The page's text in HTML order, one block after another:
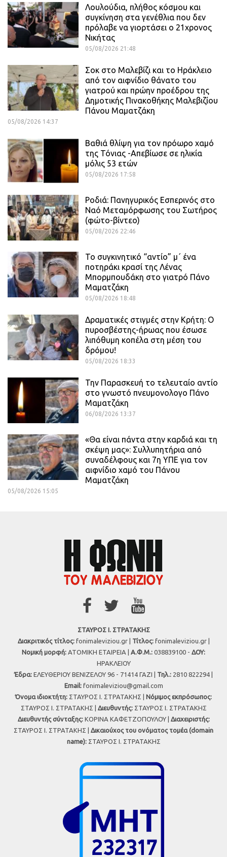
Λουλούδια, πλήθος κόσμου και
συγκίνηση στα γενέθλια που δεν
πρόλαβε να γιορτάσει ο 21χρονος
Νικήτας
05/08/2026 21:48
Σοκ στο Μαλεβίζι και το Ηράκλειο
από τον αιφνίδιο θάνατο του
γιατρού και πρώην προέδρου της
Δημοτικής Πινακοθήκης Μαλεβιζίου
Πάνου Μαματζάκη
05/08/2026 14:37
Βαθιά θλίψη για τον πρόωρο χαμό
της Τόνιας -Απεβίωσε σε ηλικία
μόλις 53 ετών
05/08/2026 17:58
Ροδιά: Πανηγυρικός Εσπερινός στο
Ναό Μεταμόρφωσης του Σωτήρος
(φώτο-βίντεο)
05/08/2026 22:46
Το συγκινητικό “αντίο” μ΄ ένα
ποτηράκι κρασί της Λένας
Μπορμπουδάκη στο γιατρό Πάνο
Μαματζάκη
05/08/2026 18:48
Δραματικές στιγμές στην Κρήτη: Ο
πυροσβέστης-ήρωας που έσωσε
λιπόθυμη κοπέλα στη μέση του
δρόμου!
05/08/2026 18:33
Την Παρασκευή το τελευταίο αντίο
στο γνωστό πνευμονολογο Πάνο
Μαματζάκη
06/08/2026 13:37
«Θα είναι πάντα στην καρδιά και τη
σκέψη μας»: Συλλυπητήρια από
συναδέλφους και 7η ΥΠΕ για τον
αιφνίδιο χαμό του Πάνου
Μαματζάκη
05/08/2026 15:05
ΣΤΑΥΡΟΣ Ι. ΣΤΡΑΤΑΚΗΣ
Διακριτικός τίτλος:fonimaleviziou.gr | Τίτλος:fonimaleviziou.gr |
Νομική μορφή: ΑΤΟΜΙΚΗ ΕΤΑΙΡΕΙΑ | Α.Φ.Μ.: 038839100 - ΔΟΥ:
ΗΡΑΚΛΕΙΟΥ
Έδρα: ΕΛΕΥΘΕΡΙΟΥ ΒΕΝΙΖΕΛΟΥ 96 - 71414 ΓΑΖΙ | Τηλ.: 2810 822294 |
Εmail: fonimaleviziou@gmail.com
Όνομα ιδιοκτήτη: ΣΤΑΥΡΟΣ Ι. ΣΤΡΑΤΑΚΗΣ | Νόμιμος εκπρόσωπος:
ΣΤΑΥΡΟΣ Ι. ΣΤΡΑΤΑΚΗΣ | Διευθυντής:ΣΤΑΥΡΟΣ Ι. ΣΤΡΑΤΑΚΗΣ
Διευθυντής σύνταξης:ΚΟΡΙΝΑ ΚΑΦΕΤΖΟΠΟΥΛΟΥ | Διαχειριστής:
ΣΤΑΥΡΟΣ Ι. ΣΤΡΑΤΑΚΗΣ | Δικαιούχος του ονόματος τομέα (domain
name):ΣΤΑΥΡΟΣ Ι. ΣΤΡΑΤΑΚΗΣ